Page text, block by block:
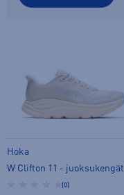
Hoka
W Clifton 11 - juoksukengät
(0)